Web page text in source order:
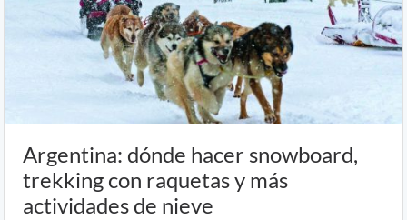
Argentina: dónde hacer snowboard,
trekking con raquetas y más
actividades de nieve